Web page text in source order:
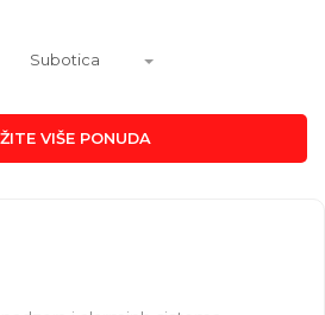
Subotica
VIŠE PONUDA